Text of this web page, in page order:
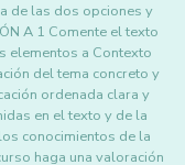
de las dos opciones y
A 1 Comente el texto
elementos a Contexto
del tema concreto y
ordenada clara y
en el texto y de la
conocimientos de la
haga una valoración